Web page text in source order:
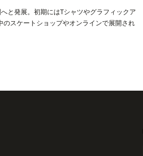
と発展。初期にはTシャツやグラフィックア
スケートショップやオンラインで展開され
スケートボード、ストリート、ファッショ